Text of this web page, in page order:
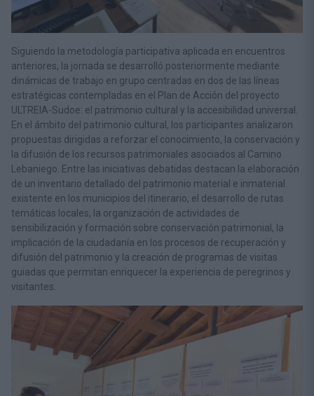
Siguiendo la metodología participativa aplicada en encuentros
anteriores, la jornada se desarrolló posteriormente mediante
dinámicas de trabajo en grupo centradas en dos de las líneas
estratégicas contempladas en el Plan de Acción del proyecto
ULTREIA-Sudoe: el patrimonio cultural y la accesibilidad universal.
En el ámbito del patrimonio cultural, los participantes analizaron
propuestas dirigidas a reforzar el conocimiento, la conservación y
la difusión de los recursos patrimoniales asociados al Camino
Lebaniego. Entre las iniciativas debatidas destacan la elaboración
de un inventario detallado del patrimonio material e inmaterial
existente en los municipios del itinerario, el desarrollo de rutas
temáticas locales, la organización de actividades de
sensibilización y formación sobre conservación patrimonial, la
implicación de la ciudadanía en los procesos de recuperación y
difusión del patrimonio y la creación de programas de visitas
guiadas que permitan enriquecer la experiencia de peregrinos y
visitantes.